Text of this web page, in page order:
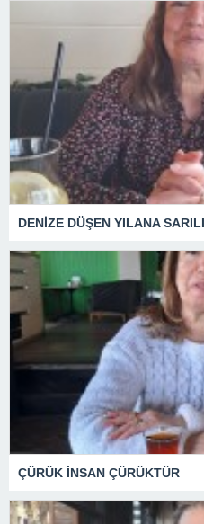
DENİZE DÜŞEN YILANA
ÇÜRÜK İNSAN ÇÜRÜKTÜR